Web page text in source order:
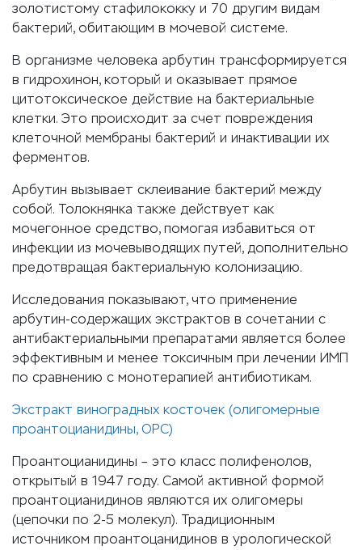
золотистому стафилококку и 70 другим видам
бактерий, обитающим в мочевой системе.
В организме человека арбутин трансформируется
в гидрохинон, который и оказывает прямое
цитотоксическое действие на бактериальные
клетки. Это происходит за счет повреждения
клеточной мембраны бактерий и инактивации их
ферментов.
Арбутин вызывает склеивание бактерий между
собой. Толокнянка также действует как
мочегонное средство, помогая избавиться от
инфекции из мочевыводящих путей, дополнительно
предотвращая бактериальную колонизацию.
Исследования показывают, что применение
арбутин-содержащих экстрактов в сочетании с
антибактериальными препаратами является более
эффективным и менее токсичным при лечении ИМП
по сравнению с монотерапией антибиотикам.
Экстракт виноградных косточек (олигомерные
проантоцианидины, OPC)
Проантоцианидины – это класс полифенолов,
открытый в 1947 году. Самой активной формой
проантоцианидинов являются их олигомеры
(цепочки по 2-5 молекул). Традиционным
источником проантоцанидинов в урологической